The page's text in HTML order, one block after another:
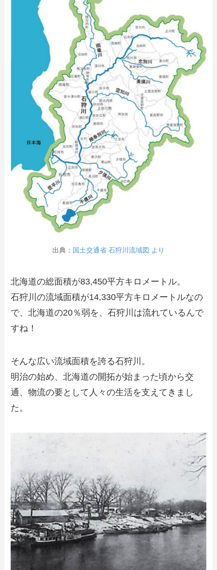
出典： 国土交通省 石狩川流域図 より
北海道の総面積が83,450平方キロメートル。
石狩川の流域面積が14,330平方キロメートルなの
で、北海道の20％弱を、石狩川は流れているんで
すね！
そんな広い流域面積を誇る石狩川。
明治の始め、北海道の開拓が始まった頃から交
通、物流の要として人々の生活を支えてきまし
た。